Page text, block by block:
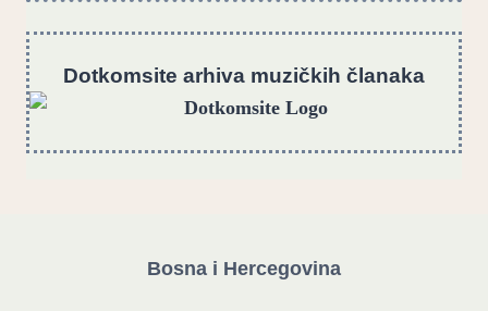
Dotkomsite arhiva muzičkih članaka
Bosna i Hercegovina